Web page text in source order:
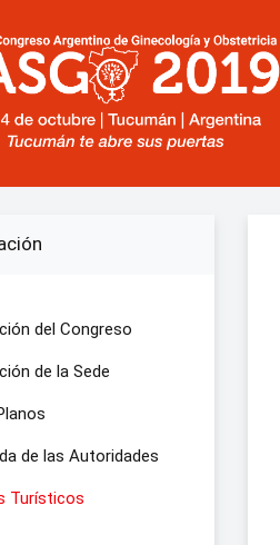
del Congreso
de la Sede
de las Autoridades
Turísticos